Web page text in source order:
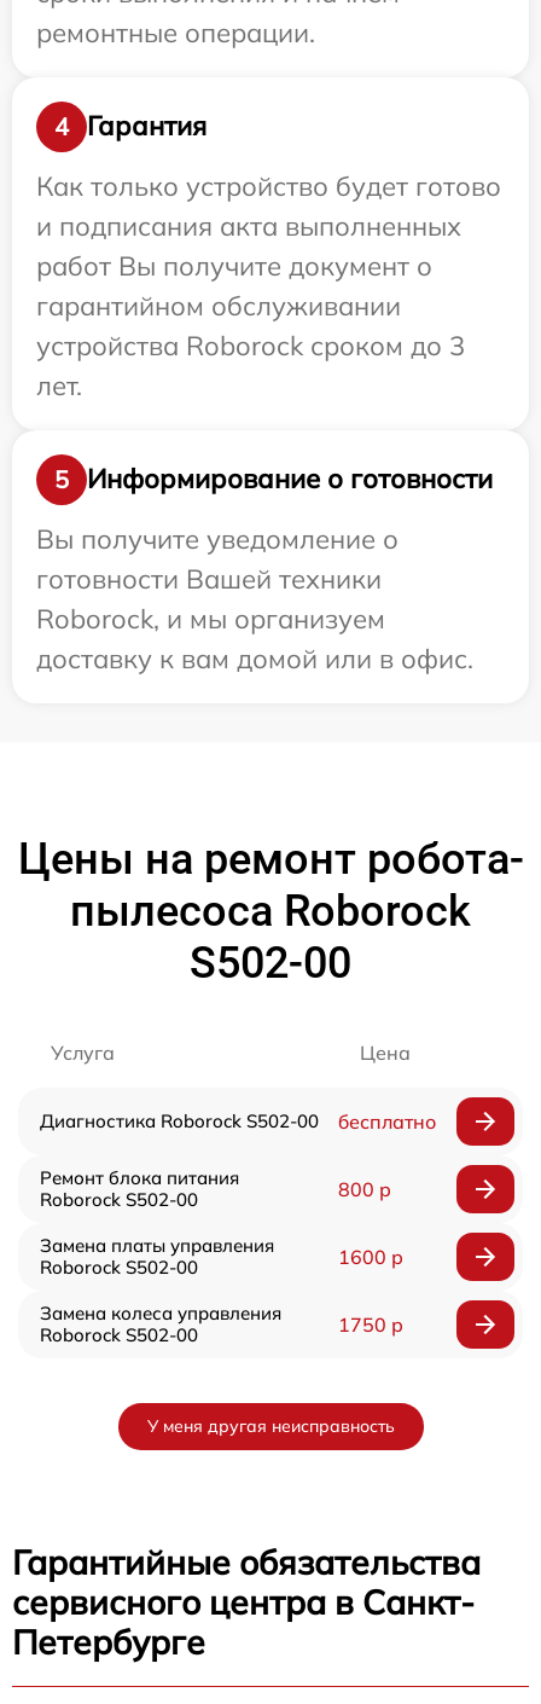
ремонтные операции.
4
Гарантия
Как только устройство будет готово
и подписания акта выполненных
работ Вы получите документ о
гарантийном обслуживании
устройства Roborock сроком до 3
лет.
5
Информирование о готовности
Вы получите уведомление о
готовности Вашей техники
Roborock, и мы организуем
доставку к вам домой или в офис.
Цены на ремонт робота-
пылесоса Roborock
S502-00
Услуга Цена
Диагностика Roborock S502-00 бесплатно
Ремонт блока питания
Roborock S502-00
800 р
Замена платы управления
Roborock S502-00
1600 р
Замена колеса управления
Roborock S502-00
1750 р
У меня другая неисправность
Гарантийные обязательства
сервисного центра в Санкт-
Петербурге